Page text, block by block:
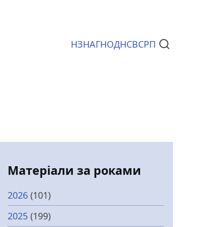
Документи
НЗНАГНОДНСВСРП
Матеріали за роками
2026 (101)
2025 (199)